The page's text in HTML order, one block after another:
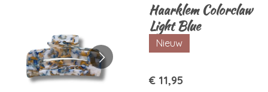
Haarklem Colorclaw
Light Blue
Nieuw
€ 11,95